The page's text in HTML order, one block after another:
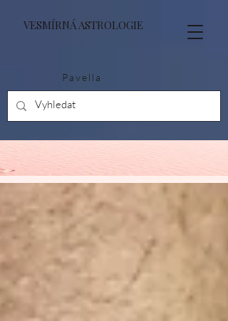
VESMÍRNÁ ASTROLOGIE
Pavella